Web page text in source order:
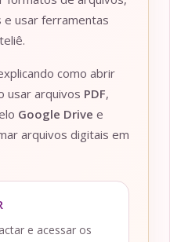
e usar ferramentas
como abrir
usar arquivos PDF,
Google Drive e
arquivos digitais em
e acessar os